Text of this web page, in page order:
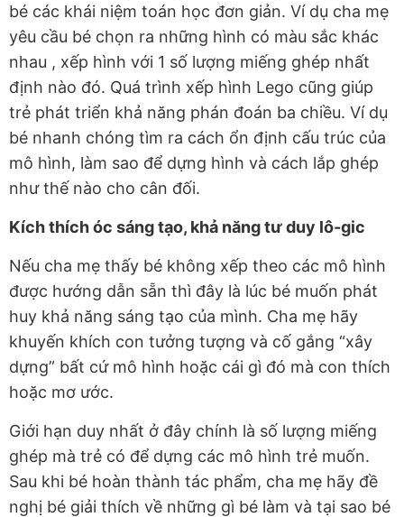
bé các khái niệm toán học đơn giản. Ví dụ cha mẹ
yêu cầu bé chọn ra những hình có màu sắc khác
nhau , xếp hình với 1 số lượng miếng ghép nhất
định nào đó. Quá trình xếp hình Lego cũng giúp
trẻ phát triển khả năng phán đoán ba chiều. Ví dụ
bé nhanh chóng tìm ra cách ổn định cấu trúc của
mô hình, làm sao để dựng hình và cách lắp ghép
như thế nào cho cân đối.
Kích thích óc sáng tạo, khả năng tư duy lô-gic
Nếu cha mẹ thấy bé không xếp theo các mô hình
được hướng dẫn sẵn thì đây là lúc bé muốn phát
huy khả năng sáng tạo của mình. Cha mẹ hãy
khuyến khích con tưởng tượng và cố gắng “xây
dựng” bất cứ mô hình hoặc cái gì đó mà con thích
hoặc mơ ước.
Giới hạn duy nhất ở đây chính là số lượng miếng
ghép mà trẻ có để dựng các mô hình trẻ muốn.
Sau khi bé hoàn thành tác phẩm, cha mẹ hãy đề
nghị bé giải thích về những gì bé làm và tại sao bé